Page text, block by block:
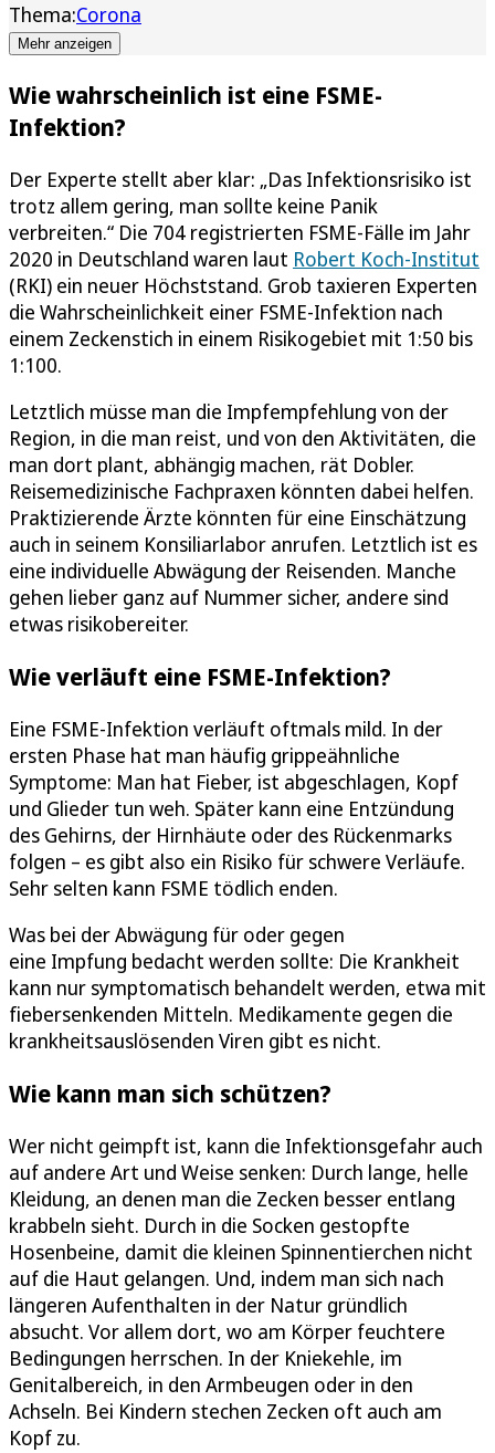
Thema:Corona
Mehr anzeigen
Wie wahrscheinlich ist eine FSME-
Infektion?
Der Experte stellt aber klar: „Das Infektionsrisiko ist
trotz allem gering, man sollte keine Panik
verbreiten.“ Die 704 registrierten FSME-Fälle im Jahr
2020 in Deutschland waren laut Robert Koch-Institut
(RKI) ein neuer Höchststand. Grob taxieren Experten
die Wahrscheinlichkeit einer FSME-Infektion nach
einem Zeckenstich in einem Risikogebiet mit 1:50 bis
1:100.
Letztlich müsse man die Impfempfehlung von der
Region, in die man reist, und von den Aktivitäten, die
man dort plant, abhängig machen, rät Dobler.
Reisemedizinische Fachpraxen könnten dabei helfen.
Praktizierende Ärzte könnten für eine Einschätzung
auch in seinem Konsiliarlabor anrufen. Letztlich ist es
eine individuelle Abwägung der Reisenden. Manche
gehen lieber ganz auf Nummer sicher, andere sind
etwas risikobereiter.
Wie verläuft eine FSME-Infektion?
Eine FSME-Infektion verläuft oftmals mild. In der
ersten Phase hat man häufig grippeähnliche
Symptome: Man hat Fieber, ist abgeschlagen, Kopf
und Glieder tun weh. Später kann eine Entzündung
des Gehirns, der Hirnhäute oder des Rückenmarks
folgen – es gibt also ein Risiko für schwere Verläufe.
Sehr selten kann FSME tödlich enden.
Was bei der Abwägung für oder gegen
eine Impfung bedacht werden sollte: Die Krankheit
kann nur symptomatisch behandelt werden, etwa mit
fiebersenkenden Mitteln. Medikamente gegen die
krankheitsauslösenden Viren gibt es nicht.
Wie kann man sich schützen?
Wer nicht geimpft ist, kann die Infektionsgefahr auch
auf andere Art und Weise senken: Durch lange, helle
Kleidung, an denen man die Zecken besser entlang
krabbeln sieht. Durch in die Socken gestopfte
Hosenbeine, damit die kleinen Spinnentierchen nicht
auf die Haut gelangen. Und, indem man sich nach
längeren Aufenthalten in der Natur gründlich
absucht. Vor allem dort, wo am Körper feuchtere
Bedingungen herrschen. In der Kniekehle, im
Genitalbereich, in den Armbeugen oder in den
Achseln. Bei Kindern stechen Zecken oft auch am
Kopf zu.